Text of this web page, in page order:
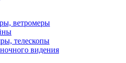
ветромеры
телескопы
видения